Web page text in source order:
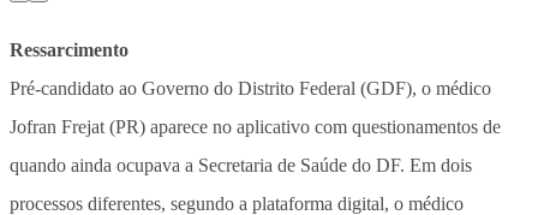
Ressarcimento
Pré-candidato ao Governo do Distrito Federal (GDF), o médico
Jofran Frejat (PR) aparece no aplicativo com questionamentos de
quando ainda ocupava a Secretaria de Saúde do DF. Em dois
processos diferentes, segundo a plataforma digital, o médico